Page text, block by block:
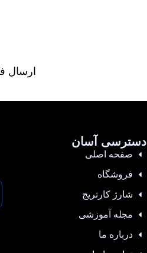
ارسال
دسترسی آسان
صفحه اصلی
فروشگاه
شارژ کارتریج
مجله آموزشی
درباره ما